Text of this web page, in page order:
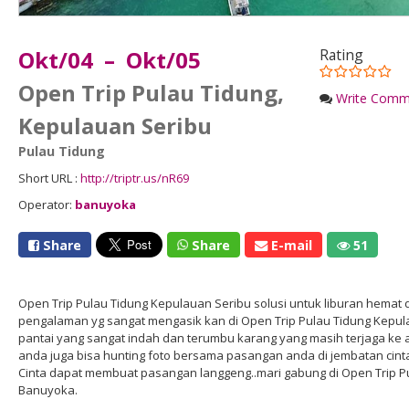
Rating
Write
Okt/04 – Okt/05
Open Trip Pulau Tidung,
Kepulauan Seribu
Pulau Tidung
Short URL : http://triptr.us/nR69
Operator: banuyoka
Share Share E-mail 51
Open Trip Pulau Tidung Kepulauan Seribu solusi untuk liburan
pengalaman yg sangat mengasik kan di Open Trip Pulau Tidung
pantai yang sangat indah dan terumbu karang yang masih terjaga
anda juga bisa hunting foto bersama pasangan anda di jembatan
Cinta dapat membuat pasangan langgeng..mari gabung di Open Trip
Banuyoka.